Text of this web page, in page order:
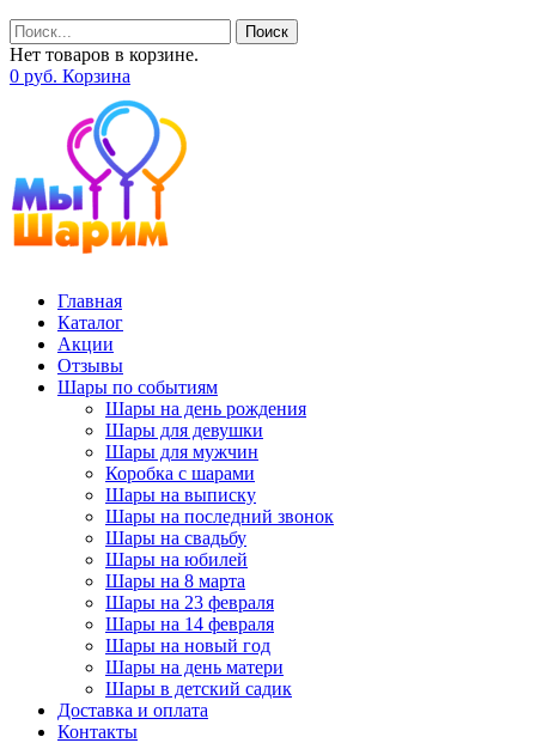
Поиск
Нет товаров в корзине.
0 руб. Корзина
Главная
Каталог
Акции
Отзывы
Шары по событиям
Шары на день рождения
Шары для девушки
Шары для мужчин
Коробка с шарами
Шары на выписку
Шары на последний звонок
Шары на свадьбу
Шары на юбилей
Шары на 8 марта
Шары на 23 февраля
Шары на 14 февраля
Шары на новый год
Шары на день матери
Шары в детский садик
Доставка и оплата
Контакты